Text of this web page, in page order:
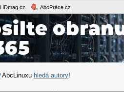
HDmag.cz AbcPráce.cz
AbcLinuxu hledá autory!